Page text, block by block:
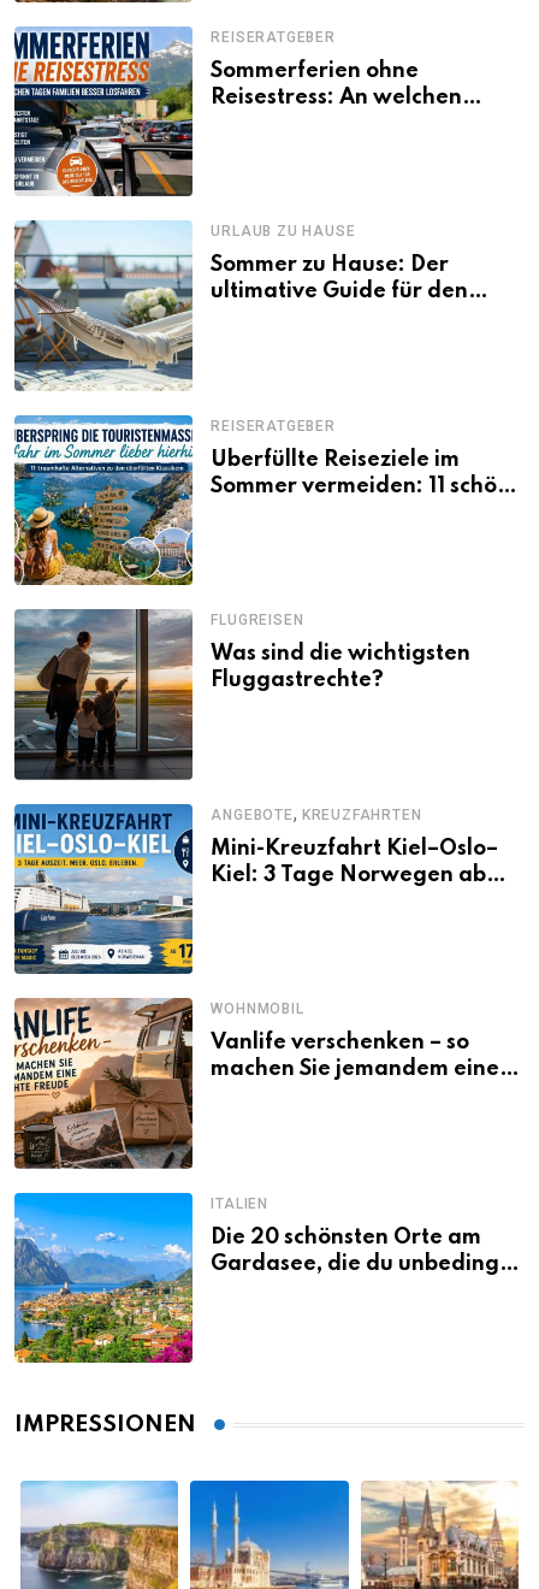
REISERATGEBER
Sommerferien ohne
Reisestress: An welchen
URLAUB ZU HAUSE
Sommer zu Hause: Der
ultimative Guide für den
REISERATGEBER
Überfüllte Reiseziele im
Sommer vermeiden: 11 schöne
FLUGREISEN
Was sind die wichtigsten
Fluggastrechte?
ANGEBOTE, KREUZFAHRTEN
Mini-Kreuzfahrt Kiel–Oslo–
Kiel: 3 Tage Norwegen ab
WOHNMOBIL
Vanlife verschenken – so
machen Sie jemandem eine
ITALIEN
Die 20 schönsten Orte am
Gardasee, die du unbedingt
IMPRESSIONEN